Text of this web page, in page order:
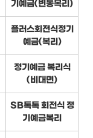
기예금(변동복리)
플러스회전식정기
예금(복리)
정기예금 복리식
(비대면)
SB톡톡 회전식 정
기예금복리